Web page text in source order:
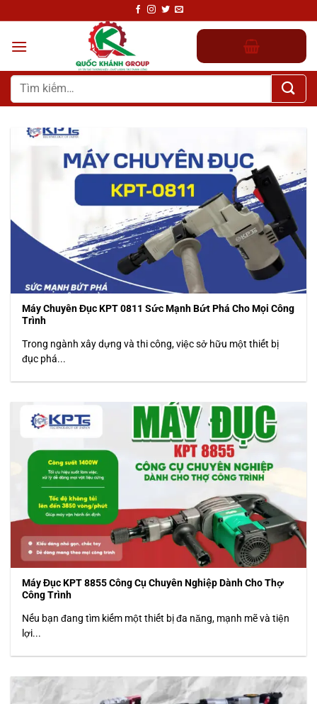
đến
nội
Tìm
kiếm:
Máy Chuyên Đục KPT 0811 Sức Mạnh Bứt Phá Cho Mọi Công
Trình
Trong ngành xây dựng và thi công, việc sở hữu một thiết bị
đục phá...
Máy Đục KPT 8855 Công Cụ Chuyên Nghiệp Dành Cho Thợ
Công Trình
Nếu bạn đang tìm kiếm một thiết bị đa năng, mạnh mẽ và tiện
lợi...